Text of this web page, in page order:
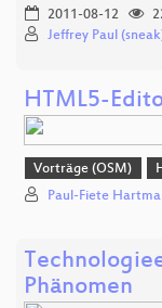
2011-08-12
Jeffrey Paul
HTML5-
Vorträge (OSM)
Paul-Fiete
Phänomen